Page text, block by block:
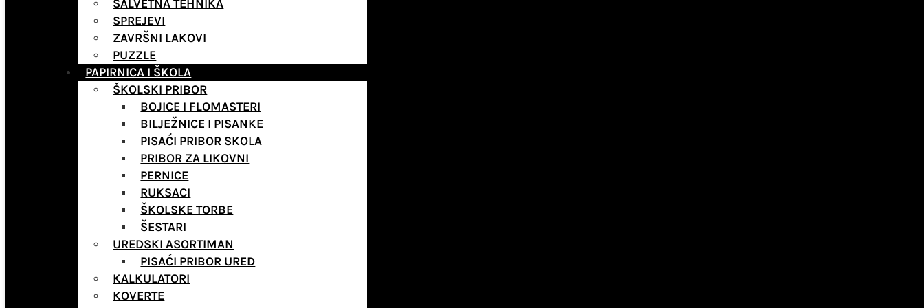
SALVETNA TEHNIKA
SPREJEVI
ZAVRŠNI LAKOVI
PUZZLE
PAPIRNICA I ŠKOLA
ŠKOLSKI PRIBOR
BOJICE I FLOMASTERI
BILJEŽNICE I PISANKE
PISAĆI PRIBOR SKOLA
PRIBOR ZA LIKOVNI
PERNICE
RUKSACI
ŠKOLSKE TORBE
ŠESTARI
UREDSKI ASORTIMAN
PISAĆI PRIBOR URED
KALKULATORI
KOVERTE